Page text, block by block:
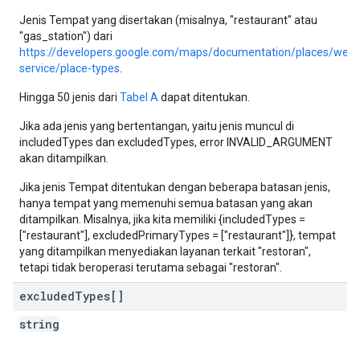
Jenis Tempat yang disertakan (misalnya, "restaurant" atau
"gas_station") dari
https://developers.google.com/maps/documentation/places/web-
service/place-types
Hingga 50 jenis dari Tabel A dapat ditentukan.
Jika ada jenis yang bertentangan, yaitu jenis muncul di
includedTypes dan excludedTypes, error INVALID_ARGUMENT
akan ditampilkan.
Jika jenis Tempat ditentukan dengan beberapa batasan jenis,
hanya tempat yang memenuhi semua batasan yang akan
ditampilkan. Misalnya, jika kita memiliki {includedTypes =
["restaurant"], excludedPrimaryTypes = ["restaurant"]}, tempat
yang ditampilkan menyediakan layanan terkait "restoran",
tetapi tidak beroperasi terutama sebagai "restoran".
excludedTypes[]
string